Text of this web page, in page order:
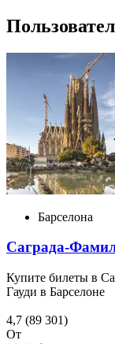
Барселона
Саграда-
Купите билеты в
Гауди в Барселоне
4,7 (89 301)
От